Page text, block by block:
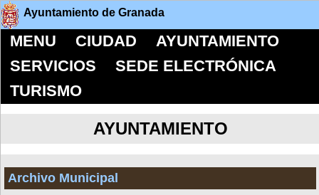
Ayuntamiento de Granada
MENU CIUDAD
AYUNTAMIENTO
SERVICIOS
SEDE ELECTRÓNICA
TURISMO
AYUNTAMIENTO
Archivo Municipal